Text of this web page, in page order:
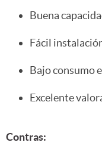
Buena
Fácil
Bajo consumo
Excelente
Contras: